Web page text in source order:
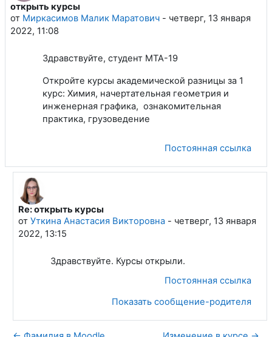
открыть курсы
от Миркасимов Малик Маратович - четверг, 13 января
2022, 11:08
Количество ответов: 1
Здравствуйте, студент МТА-19
Откройте курсы академической разницы за 1
курс: Химия, начертательная геометрия и
инженерная графика, ознакомительная
практика, грузоведение
Постоянная ссылка
В ответ на Миркасимов Малик Маратович
Re: открыть курсы
от Уткина Анастасия Викторовна- четверг, 13 января
2022, 13:15
Здравствуйте. Курсы открыли.
Постоянная ссылка
Показать сообщение-родителя